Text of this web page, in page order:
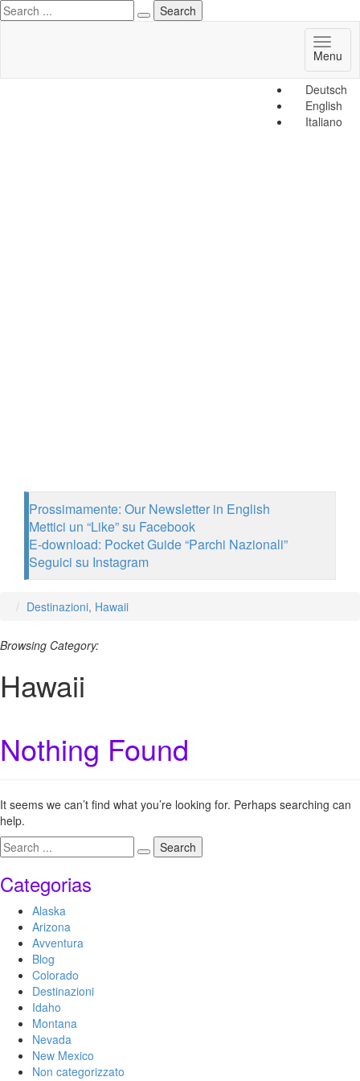
Deutsch
English
Italiano
Menu
Prossimamente: Our Newsletter in English
Mettici un “Like” su Facebook
E-download: Pocket Guide “Parchi Nazionali”
Seguici su Instagram
Destinazioni, Hawaii
Browsing Category:
Hawaii
Nothing Found
It seems we can’t find what you’re looking for. Perhaps searching can
help.
Categorias
Alaska
Arizona
Avventura
Blog
Colorado
Destinazioni
Idaho
Montana
Nevada
New Mexico
Non categorizzato